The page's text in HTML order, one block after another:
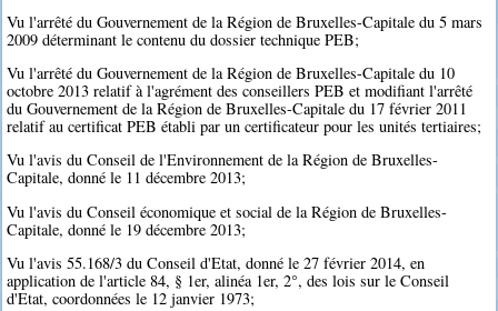
Vu l'arrêté du Gouvernement de la Région de Bruxelles-Capitale du 5 mars
2009 déterminant le contenu du dossier technique PEB;
Vu l'arrêté du Gouvernement de la Région de Bruxelles-Capitale du 10
octobre 2013 relatif à l'agrément des conseillers PEB et modifiant l'arrêté
du Gouvernement de la Région de Bruxelles-Capitale du 17 février 2011
relatif au certificat PEB établi par un certificateur pour les unités tertiaires;
Vu l'avis du Conseil de l'Environnement de la Région de Bruxelles-
Capitale, donné le 11 décembre 2013;
Vu l'avis du Conseil économique et social de la Région de Bruxelles-
Capitale, donné le 19 décembre 2013;
Vu l'avis 55.168/3 du Conseil d'Etat, donné le 27 février 2014, en
application de l'article 84, § 1er, alinéa 1er, 2°, des lois sur le Conseil
d'Etat, coordonnées le 12 janvier 1973;